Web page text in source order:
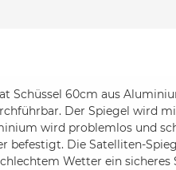
Schüssel 60cm aus
Der Spiegel wird
wird problemlos und
befestigt. Die Satelliten-
Wetter ein sicheres